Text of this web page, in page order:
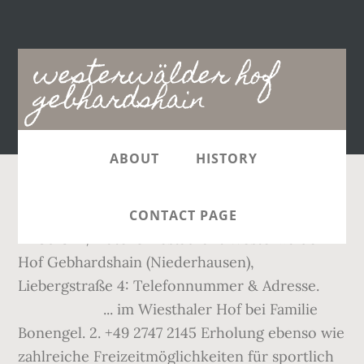
westerwälder hof
gebhardshain
Main
navigation
ABOUT HISTORY
CONTACT PAGE
Lakefleisch. Montag: 11:30–14:30 Uhr, 17:30–
Hof Gebhardshain (Niederhausen),
Liebergstraße 4: Telefonnummer & Adresse.
... im Wiesthaler Hof bei Familie
Bonengel. 2. +49 2747 2145 Erholung ebenso wie
zahlreiche Freizeitmöglichkeiten für sportlich